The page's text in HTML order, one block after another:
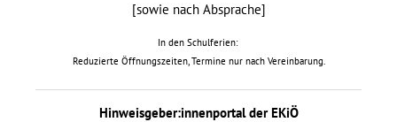
[sowie nach Absprache]
In den Schulferien:
Reduzierte Öffnungszeiten, Termine nur nach Vereinbarung.
Hinweisgeber:innenportal der EKiÖ